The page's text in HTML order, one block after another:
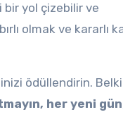
bir yol çizebilir ve
olmak ve kararlı
ödüllendirin.
her yeni gün